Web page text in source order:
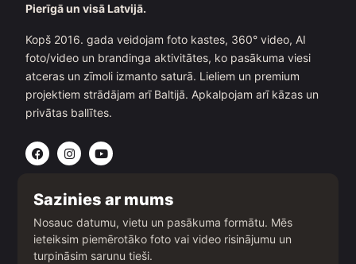
Pierīgā un visā Latvijā.
Kopš 2016. gada veidojam foto kastes, 360° video, AI
foto/video un brandinga aktivitātes, ko pasākuma viesi
atceras un zīmoli izmanto saturā. Lieliem un premium
projektiem strādājam arī Baltijā. Apkalpojam arī kāzas un
privātas ballītes.
F
a
b
o
o
k
I
n
a
g
r
a
m
Y
o
u
b
e
Sazinies ar mums
Nosauc datumu, vietu un pasākuma formātu. Mēs
ieteiksim piemērotāko foto vai video risinājumu un
turpināsim sarunu tieši.